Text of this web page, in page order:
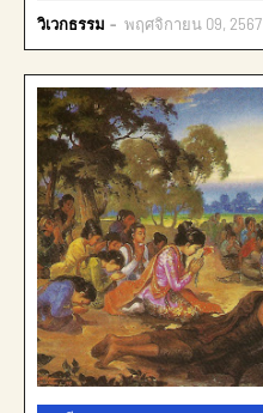
วิเวกธรรม พฤศจิกายน 09, 2567